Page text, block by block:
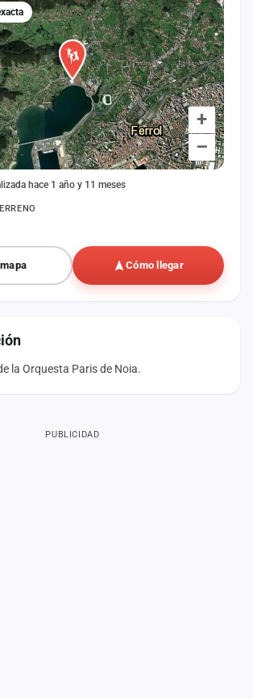
+
–
hace 1 año y 11 meses
Cómo llegar
la Orquesta Paris de Noia.
PUBLICIDAD